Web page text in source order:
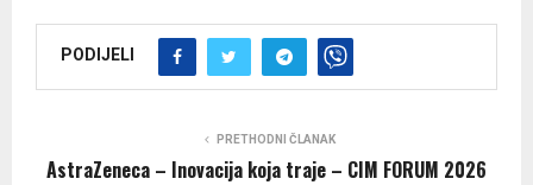
PODIJELI
PRETHODNI ČLANAK
AstraZeneca – Inovacija koja traje – CIM FORUM 2026